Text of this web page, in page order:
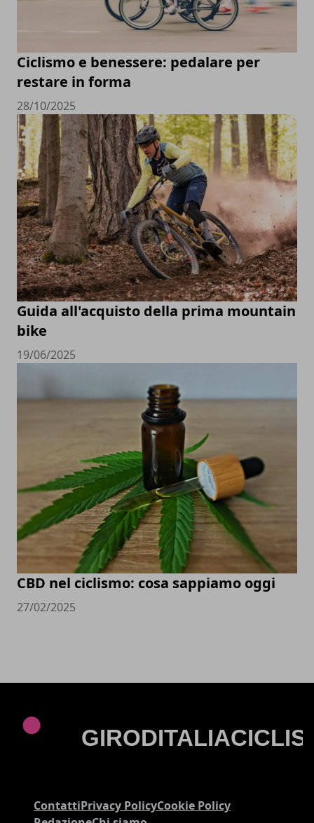
Ciclismo e benessere: pedalare per
restare in forma
28/10/2025
Guida all'acquisto della prima mountain
bike
19/06/2025
CBD nel ciclismo: cosa sappiamo oggi
27/02/2025
ContattiPrivacy PolicyCookie Policy